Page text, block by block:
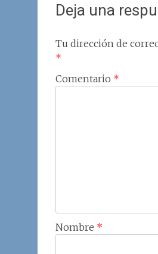
Deja una
Tu dirección de
*
Comentario *
Nombre *